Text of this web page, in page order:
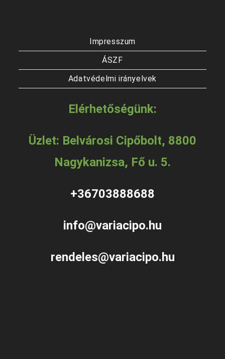
Impresszum
ÁSZF
Adatvédelmi irányelvek
Elérhetőségünk:
Üzlet: Belvárosi Cipőbolt, 8800
Nagykanizsa, Fő u. 5.
+36703888688
info@variacipo.hu
rendeles@variacipo.hu